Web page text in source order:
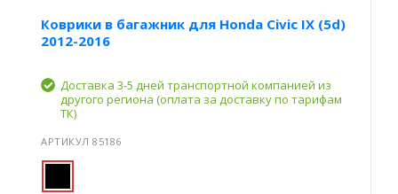
Коврики в багажник для Honda Civic IX (5d)
2012-2016
Доставка 3-5 дней транспортной компанией из
другого региона (оплата за доставку по тарифам
ТК)
АРТИКУЛ 85186